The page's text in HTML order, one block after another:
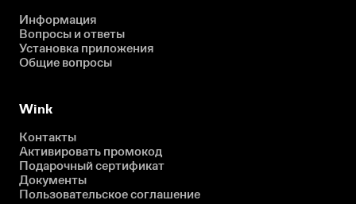
Информация
Вопросы и ответы
Установка приложения
Общие вопросы
Wink
Контакты
Активировать промокод
Подарочный сертификат
Документы
Пользовательское соглашение